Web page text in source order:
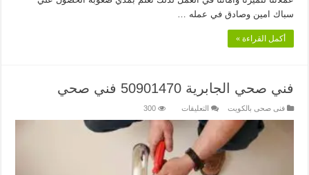
سباك امين وصادق في عمله …
أكمل القراءة »
فني صحي الجابرية 50901470 فني صحي
فنى صحى بالكويت التعليقات
صحي
الجابرية
50901470
فني
صحي
مغلقة
300